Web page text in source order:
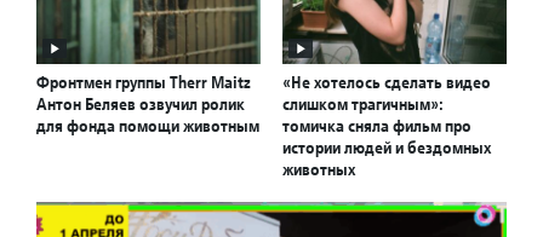
Фронтмен группы Therr Maitz
Антон Беляев озвучил ролик
для фонда помощи животным
«Не хотелось сделать видео
слишком трагичным»:
томичка сняла фильм про
истории людей и бездомных
животных